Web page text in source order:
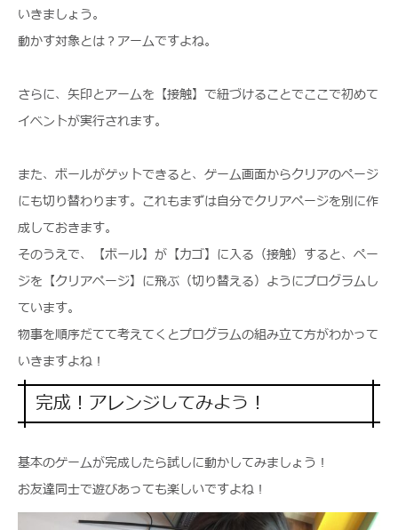
いきましょう。
動かす対象とは？アームですよね。
さらに、矢印とアームを【接触】で紐づけることでここで初めて
イベントが実行されます。
また、ボールがゲットできると、ゲーム画面からクリアのページ
にも切り替わります。これもまずは自分でクリアページを別に作
成しておきます。
そのうえで、【ボール】が【カゴ】に入る（接触）すると、ペー
ジを【クリアページ】に飛ぶ（切り替える）ようにプログラムし
ています。
物事を順序だてて考えてくとプログラムの組み立て方がわかって
いきますよね！
完成！アレンジしてみよう！
基本のゲームが完成したら試しに動かしてみましょう！
お友達同士で遊びあっても楽しいですよね！